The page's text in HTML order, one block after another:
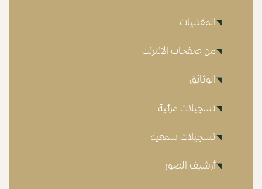
المقتنيات
من صفحات الانترنت
الوثائق
تسجيلات مرئية
تسجيلات سمعية
أرشيف الصور